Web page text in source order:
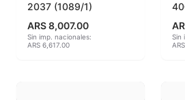
Crayones cerámicos
Crisoles refractarios
2037 (1089/1)
ARS 8,007.00
Sin imp. nacionales:
ARS 6,617.00
Sin